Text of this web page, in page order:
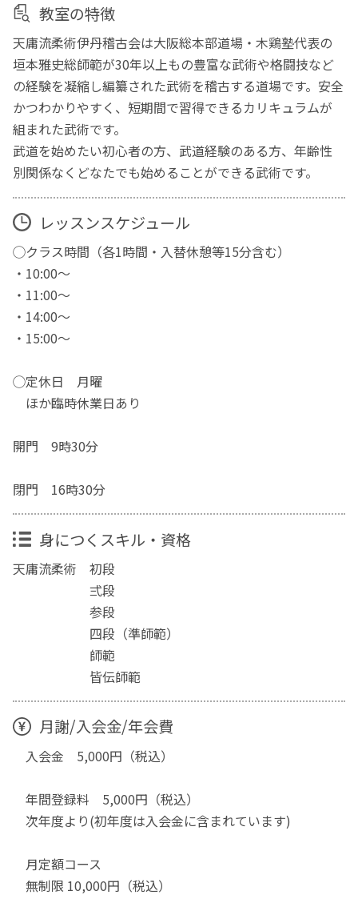
教室の特徴
天庸流柔術伊丹稽古会は大阪総本部道場・木鶏塾代表の
垣本雅史総師範が30年以上もの豊富な武術や格闘技など
の経験を凝縮し編纂された武術を稽古する道場です。安全
かつわかりやすく、短期間で習得できるカリキュラムが
組まれた武術です。
武道を始めたい初心者の方、武道経験のある方、年齢性
別関係なくどなたでも始めることができる武術です。
レッスンスケジュール
◯クラス時間（各1時間・入替休憩等15分含む）
・10:00〜
・11:00〜
・14:00〜
・15:00〜
◯定休日 月曜
ほか臨時休業日あり
開門 9時30分
閉門 16時30分
身につくスキル・資格
天庸流柔術 初段
弍段
参段
四段（準師範）
師範
皆伝師範
月謝/入会金/年会費
入会金 5,000円（税込）
年間登録料 5,000円（税込）
次年度より(初年度は入会金に含まれています)
月定額コース
無制限 10,000円（税込）